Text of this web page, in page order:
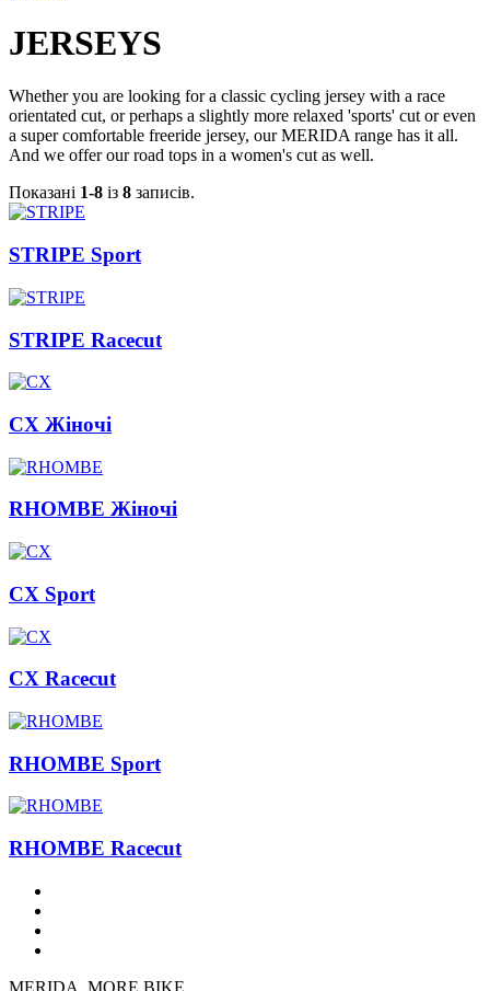
JERSEYS
Whether you are looking for a classic cycling jersey with a race
orientated cut, or perhaps a slightly more relaxed 'sports' cut or even
a super comfortable freeride jersey, our MERIDA range has it all.
And we offer our road tops in a women's cut as well.
Показані 1-8 із 8 записів.
STRIPE Sport
STRIPE Racecut
CX Жіночі
RHOMBE Жіночі
CX Sport
CX Racecut
RHOMBE Sport
RHOMBE Racecut
MERIDA. MORE BIKE.